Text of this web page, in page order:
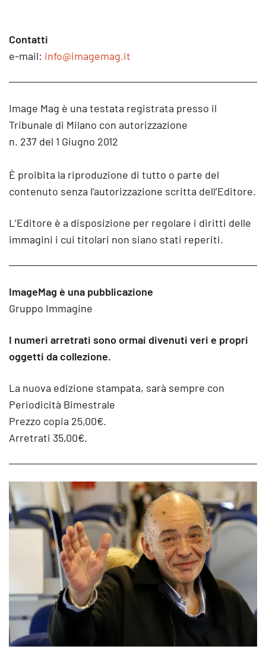
Contatti
e-mail: info@imagemag.it
Image Mag è una testata registrata presso il
Tribunale di Milano con autorizzazione
n. 237 del 1 Giugno 2012
È proibita la riproduzione di tutto o parte del
contenuto senza l’autorizzazione scritta dell’Editore.
L’Editore è a disposizione per regolare i diritti delle
immagini i cui titolari non siano stati reperiti.
ImageMag è una pubblicazione
Gruppo Immagine
I numeri arretrati sono ormai divenuti veri e propri
oggetti da collezione.
La nuova edizione stampata, sarà sempre con
Periodicità Bimestrale
Prezzo copia 25,00€.
Arretrati 35,00€.